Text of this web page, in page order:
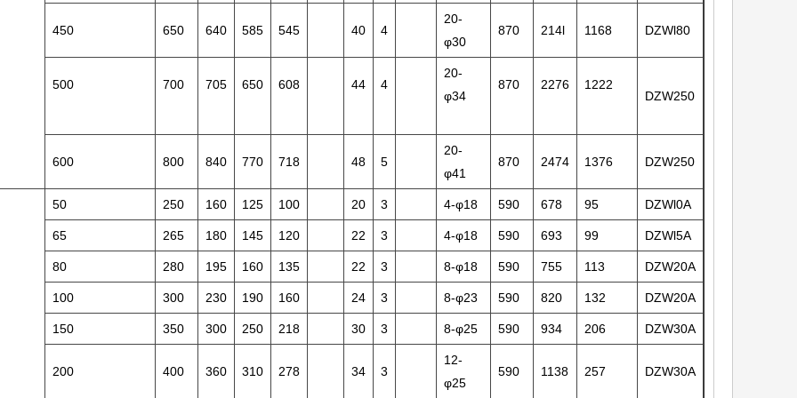
450 650 640 585 545 40 4
20-
φ30
870 214l 1168 DZWl80
500 700 705 650 608 44 4
20-
φ34
870 2276
1222
DZW250
600 800 840 770 718 48 5
20-
φ41
870 2474 1376 DZW250
50 250 160 125 100 20 3 4-φ18 590 678 95 DZWl0A
65 265 180 145 120 22 3 4-φ18 590 693 99 DZWl5A
80 280 195 160 135 22 3 8-φ18 590 755 113 DZW20A
100 300 230 190 160 24 3 8-φ23 590 820 132 DZW20A
150 350 300 250 218 30 3 8-φ25 590 934 206 DZW30A
200 400 360 310 278 34 3
12-
φ25
590 1138 257 DZW30A